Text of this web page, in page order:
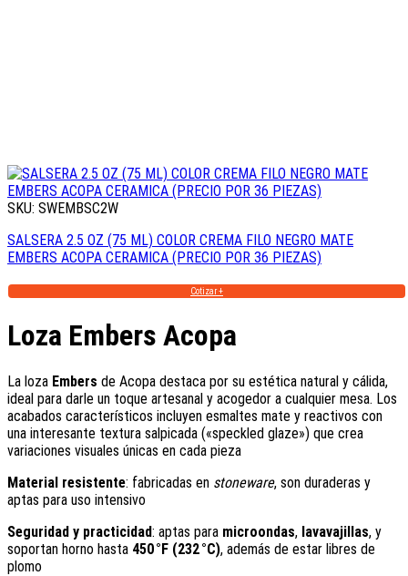
SKU: SWEMBSC2W
SALSERA 2.5 OZ (75 ML) COLOR CREMA FILO NEGRO MATE
EMBERS ACOPA CERAMICA (PRECIO POR 36 PIEZAS)
Cotizar +
Loza Embers Acopa
La loza Embers de Acopa destaca por su estética natural y cálida,
ideal para darle un toque artesanal y acogedor a cualquier mesa. Los
acabados característicos incluyen esmaltes mate y reactivos con
una interesante textura salpicada («speckled glaze») que crea
variaciones visuales únicas en cada pieza
Material resistente: fabricadas en stoneware, son duraderas y
aptas para uso intensivo
Seguridad y practicidad: aptas para microondas, lavavajillas, y
soportan horno hasta 450 °F (232 °C), además de estar libres de
plomo